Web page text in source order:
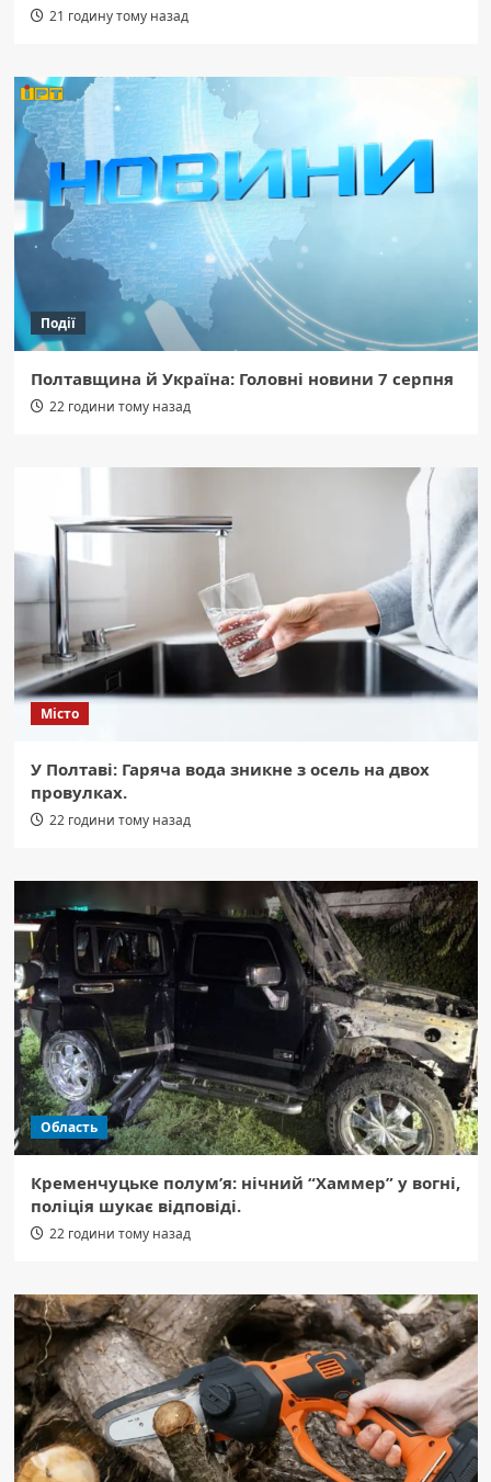
21 годину тому назад
Події
Полтавщина й Україна: Головні новини 7 серпня
22 години тому назад
Місто
У Полтаві: Гаряча вода зникне з осель на двох
провулках.
22 години тому назад
Область
Кременчуцьке полум’я: нічний “Хаммер” у вогні,
поліція шукає відповіді.
22 години тому назад